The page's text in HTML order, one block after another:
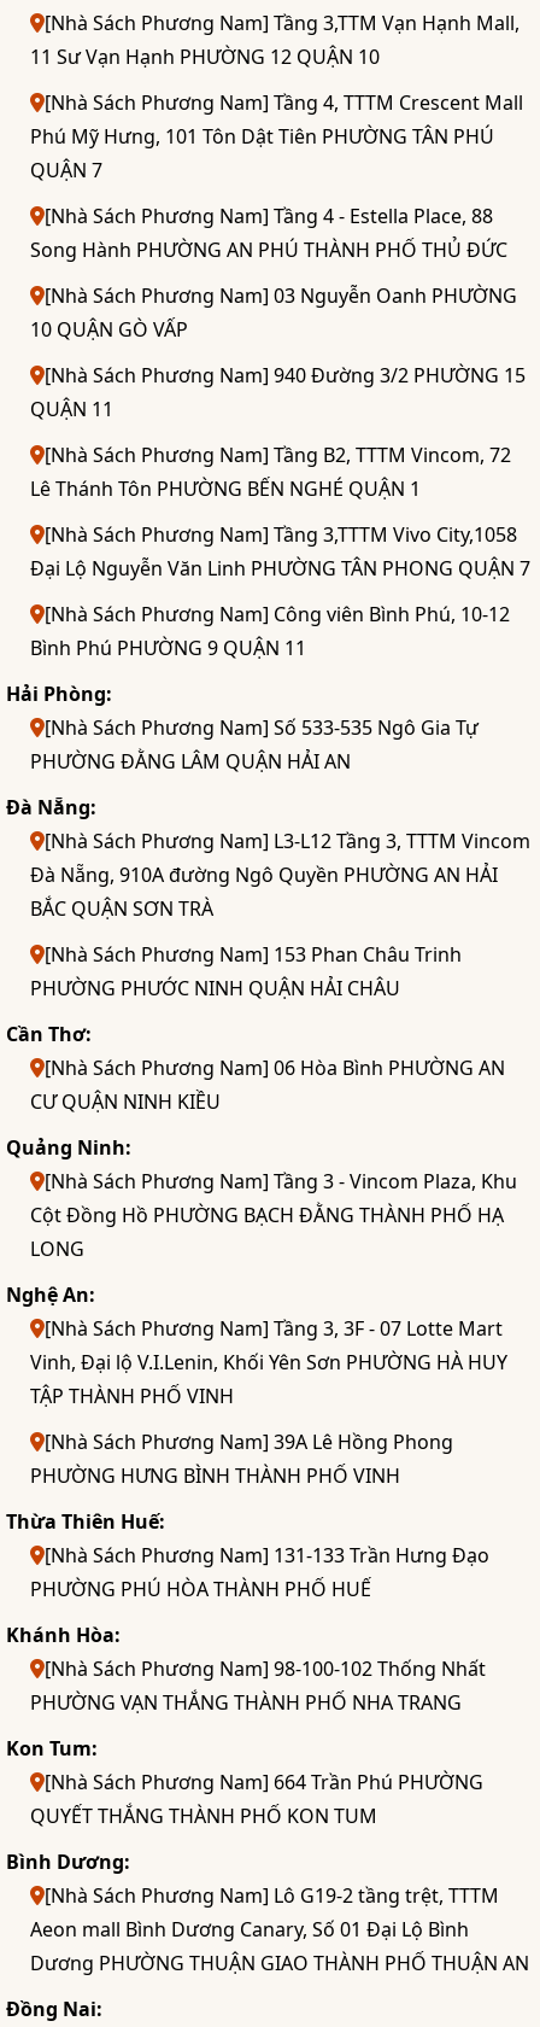
[Nhà Sách Phương Nam] Tầng 3,TTM Vạn Hạnh Mall,
11 Sư Vạn Hạnh PHƯỜNG 12 QUẬN 10
[Nhà Sách Phương Nam] Tầng 4, TTTM Crescent Mall
Phú Mỹ Hưng, 101 Tôn Dật Tiên PHƯỜNG TÂN PHÚ
QUẬN 7
[Nhà Sách Phương Nam] Tầng 4 - Estella Place, 88
Song Hành PHƯỜNG AN PHÚ THÀNH PHỐ THỦ ĐỨC
[Nhà Sách Phương Nam] 03 Nguyễn Oanh PHƯỜNG
10 QUẬN GÒ VẤP
[Nhà Sách Phương Nam] 940 Đường 3/2 PHƯỜNG 15
QUẬN 11
[Nhà Sách Phương Nam] Tầng B2, TTTM Vincom, 72
Lê Thánh Tôn PHƯỜNG BẾN NGHÉ QUẬN 1
[Nhà Sách Phương Nam] Tầng 3,TTTM Vivo City,1058
Đại Lộ Nguyễn Văn Linh PHƯỜNG TÂN PHONG QUẬN 7
[Nhà Sách Phương Nam] Công viên Bình Phú, 10-12
Bình Phú PHƯỜNG 9 QUẬN 11
Hải Phòng:
[Nhà Sách Phương Nam] Số 533-535 Ngô Gia Tự
PHƯỜNG ĐẰNG LÂM QUẬN HẢI AN
Đà Nẵng:
[Nhà Sách Phương Nam] L3-L12 Tầng 3, TTTM Vincom
Đà Nẵng, 910A đường Ngô Quyền PHƯỜNG AN HẢI
BẮC QUẬN SƠN TRÀ
[Nhà Sách Phương Nam] 153 Phan Châu Trinh
PHƯỜNG PHƯỚC NINH QUẬN HẢI CHÂU
Cần Thơ:
[Nhà Sách Phương Nam] 06 Hòa Bình PHƯỜNG AN
CƯ QUẬN NINH KIỀU
Quảng Ninh:
[Nhà Sách Phương Nam] Tầng 3 - Vincom Plaza, Khu
Cột Đồng Hồ PHƯỜNG BẠCH ĐẰNG THÀNH PHỐ HẠ
LONG
Nghệ An:
[Nhà Sách Phương Nam] Tầng 3, 3F - 07 Lotte Mart
Vinh, Đại lộ V.I.Lenin, Khối Yên Sơn PHƯỜNG HÀ HUY
TẬP THÀNH PHỐ VINH
[Nhà Sách Phương Nam] 39A Lê Hồng Phong
PHƯỜNG HƯNG BÌNH THÀNH PHỐ VINH
Thừa Thiên Huế:
[Nhà Sách Phương Nam] 131-133 Trần Hưng Đạo
PHƯỜNG PHÚ HÒA THÀNH PHỐ HUẾ
Khánh Hòa:
[Nhà Sách Phương Nam] 98-100-102 Thống Nhất
PHƯỜNG VẠN THẮNG THÀNH PHỐ NHA TRANG
Kon Tum:
[Nhà Sách Phương Nam] 664 Trần Phú PHƯỜNG
QUYẾT THẮNG THÀNH PHỐ KON TUM
Bình Dương:
[Nhà Sách Phương Nam] Lô G19-2 tầng trệt, TTTM
Aeon mall Bình Dương Canary, Số 01 Đại Lộ Bình
Dương PHƯỜNG THUẬN GIAO THÀNH PHỐ THUẬN AN
Đồng Nai: